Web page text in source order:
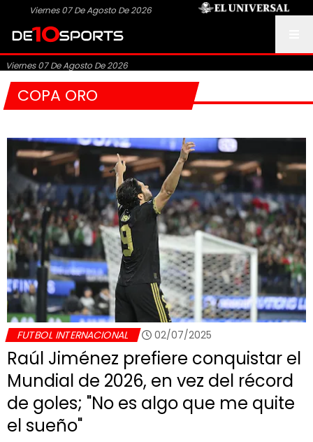
Viernes 07 De Agosto De 2026
Viernes 07 De Agosto De 2026
COPA ORO
FUTBOL INTERNACIONAL 02/07/2025
Raúl Jiménez prefiere conquistar el
Mundial de 2026, en vez del récord
de goles; "No es algo que me quite
el sueño"